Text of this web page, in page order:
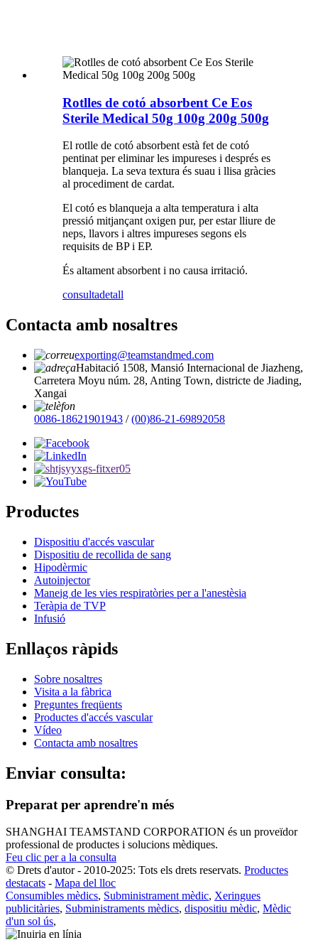
Rotlles de cotó absorbent Ce Eos
Sterile Medical 50g 100g 200g 500g
El rotlle de cotó absorbent està fet de cotó
pentinat per eliminar les impureses i després es
blanqueja. La seva textura és suau i llisa gràcies
al procediment de cardat.
El cotó es blanqueja a alta temperatura i alta
pressió mitjançant oxigen pur, per estar lliure de
neps, llavors i altres impureses segons els
requisits de BP i EP.
És altament absorbent i no causa irritació.
consultadetall
Contacta amb nosaltres
exporting@teamstandmed.com
Habitació 1508, Mansió Internacional de Jiazheng,
Carretera Moyu núm. 28, Anting Town, districte de Jiading,
Xangai
0086-18621901943 /(00)86-21-69892058
Productes
Dispositiu d'accés vascular
Dispositiu de recollida de sang
Hipodèrmic
Autoinjector
Maneig de les vies respiratòries per a l'anestèsia
Teràpia de TVP
Infusió
Enllaços ràpids
Sobre nosaltres
Visita a la fàbrica
Preguntes freqüents
Productes d'accés vascular
Vídeo
Contacta amb nosaltres
Enviar consulta:
Preparat per aprendre'n més
SHANGHAI TEAMSTAND CORPORATION és un proveïdor
professional de productes i solucions mèdiques.
Feu clic per a la consulta
© Drets d'autor - 2010-2025: Tots els drets reservats. Productes
destacats - Mapa del lloc
Consumibles mèdics, Subministrament mèdic, Xeringues
publicitàries, Subministraments mèdics, dispositiu mèdic, Mèdic
d'un sol ús,